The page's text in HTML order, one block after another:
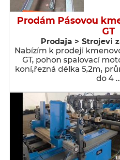
Prodám Pásovou
GT
Prodaja > Strojevi
Nabízím k prodeji
GT, pohon spalovací
koní,řezná délka 5,2m,
do 4